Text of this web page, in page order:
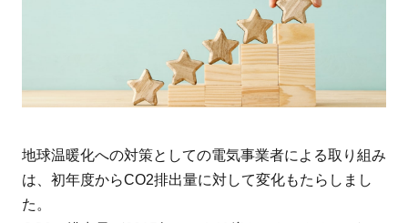
地球温暖化への対策としての電気事業者による取り組み
は、初年度からCO2排出量に対して変化もたらしまし
た。